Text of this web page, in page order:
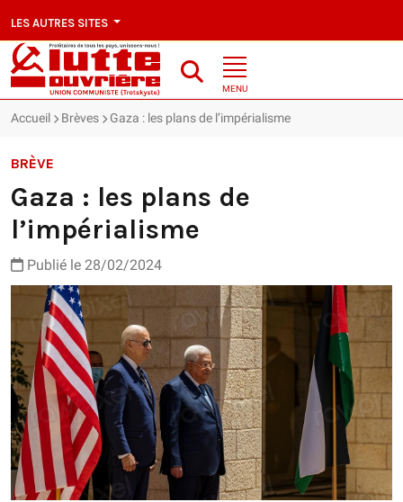
LES AUTRES SITES
MENU
Accueil Brèves Gaza : les plans de l’impérialisme
BRÈVE
Gaza : les plans de
l’impérialisme
Publié le 28/02/2024